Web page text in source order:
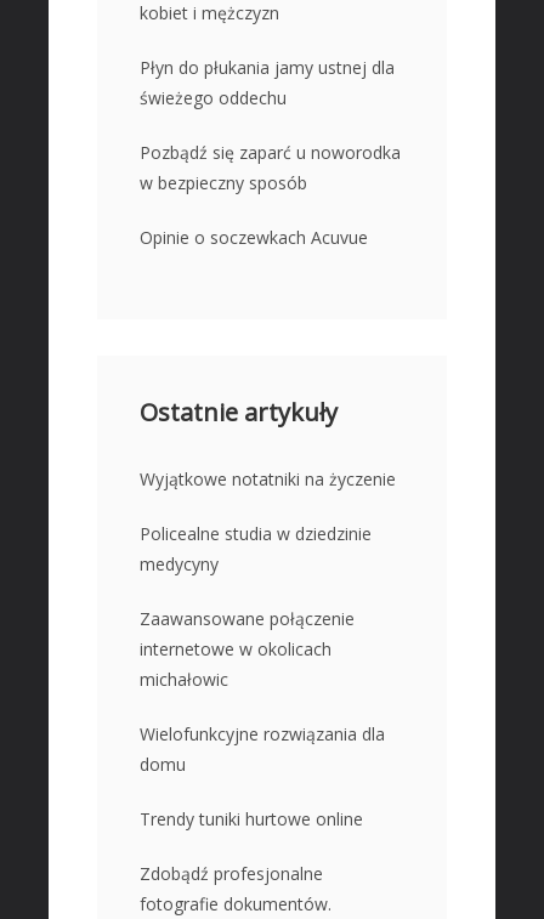
kobiet i mężczyzn
Płyn do płukania jamy ustnej dla
świeżego oddechu
Pozbądź się zaparć u noworodka
w bezpieczny sposób
Opinie o soczewkach Acuvue
Ostatnie artykuły
Wyjątkowe notatniki na życzenie
Policealne studia w dziedzinie
medycyny
Zaawansowane połączenie
internetowe w okolicach
michałowic
Wielofunkcyjne rozwiązania dla
domu
Trendy tuniki hurtowe online
Zdobądź profesjonalne
fotografie dokumentów.